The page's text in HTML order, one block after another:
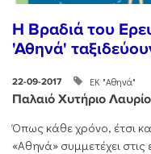
Η Βραδιά του
'Αθηνά'
22-09-2017 ΕΚ "Αθηνά"
Παλαιό Χυτήριο
Όπως κάθε χρόνο, έτσι
«Αθηνά» συμμετέχει